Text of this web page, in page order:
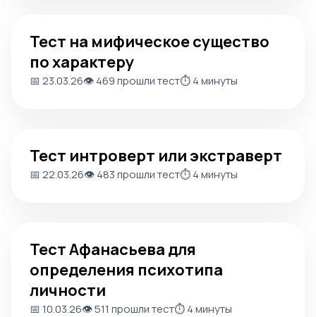
Тест на мифическое существо
по характеру
📅 23.03.26👁️ 469 прошли тест⏱️ 4 минуты
Тест интроверт или экстраверт
📅 22.03.26👁️ 483 прошли тест⏱️ 4 минуты
Тест Афанасьева для
определения психотипа
личности
📅 10.03.26👁️ 511 прошли тест⏱️ 4 минуты